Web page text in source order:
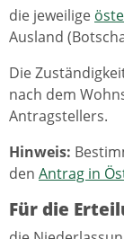
die jeweilige
Ausland
Die
nach dem
Antragstellers.
Hinweis:
den Antrag in
Für die